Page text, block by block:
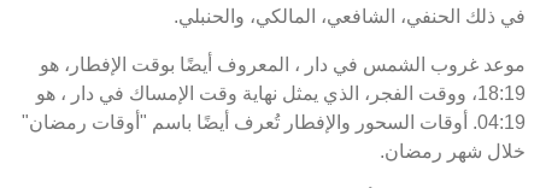
في ذلك الحنفي، الشافعي، المالكي، والحنبلي.
موعد غروب الشمس في دار ، المعروف أيضًا بوقت الإفطار، هو
18:19، ووقت الفجر، الذي يمثل نهاية وقت الإمساك في دار ، هو
04:19. أوقات السحور والإفطار تُعرف أيضًا باسم "أوقات رمضان"
خلال شهر رمضان.